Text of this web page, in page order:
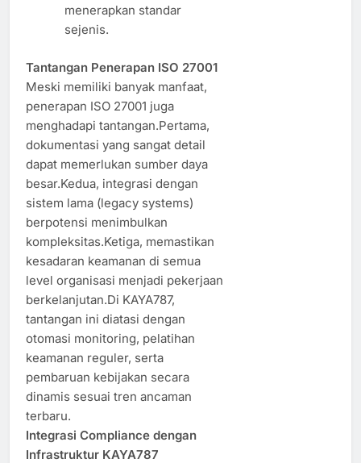
menerapkan standar
sejenis.
Tantangan Penerapan ISO 27001
Meski memiliki banyak manfaat,
penerapan ISO 27001 juga
menghadapi tantangan.Pertama,
dokumentasi yang sangat detail
dapat memerlukan sumber daya
besar.Kedua, integrasi dengan
sistem lama (legacy systems)
berpotensi menimbulkan
kompleksitas.Ketiga, memastikan
kesadaran keamanan di semua
level organisasi menjadi pekerjaan
berkelanjutan.Di KAYA787,
tantangan ini diatasi dengan
otomasi monitoring, pelatihan
keamanan reguler, serta
pembaruan kebijakan secara
dinamis sesuai tren ancaman
terbaru.
Integrasi Compliance dengan
Infrastruktur KAYA787